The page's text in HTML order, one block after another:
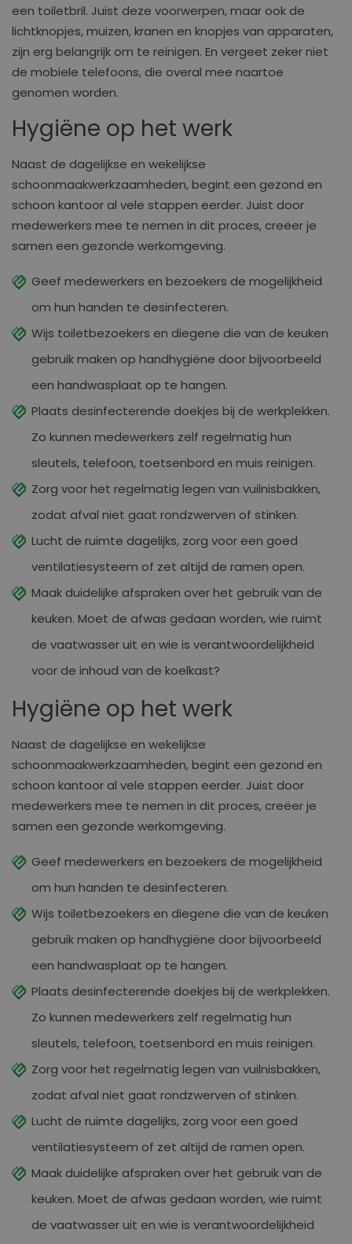
een toiletbril. Juist deze voorwerpen, maar ook de
lichtknopjes, muizen, kranen en knopjes van apparaten,
zijn erg belangrijk om te reinigen. En vergeet zeker niet
de mobiele telefoons, die overal mee naartoe
genomen worden.
Hygiëne op het werk
Naast de dagelijkse en wekelijkse
schoonmaakwerkzaamheden, begint een gezond en
schoon kantoor al vele stappen eerder. Juist door
medewerkers mee te nemen in dit proces, creëer je
samen een gezonde werkomgeving.
Geef medewerkers en bezoekers de mogelijkheid
om hun handen te desinfecteren.
Wijs toiletbezoekers en diegene die van de keuken
gebruik maken op handhygiëne door bijvoorbeeld
een handwasplaat op te hangen.
Plaats desinfecterende doekjes bij de werkplekken.
Zo kunnen medewerkers zelf regelmatig hun
sleutels, telefoon, toetsenbord en muis reinigen.
Zorg voor het regelmatig legen van vuilnisbakken,
zodat afval niet gaat rondzwerven of stinken.
Lucht de ruimte dagelijks, zorg voor een goed
ventilatiesysteem of zet altijd de ramen open.
Maak duidelijke afspraken over het gebruik van de
keuken. Moet de afwas gedaan worden, wie ruimt
de vaatwasser uit en wie is verantwoordelijkheid
voor de inhoud van de koelkast?
Hygiëne op het werk
Naast de dagelijkse en wekelijkse
schoonmaakwerkzaamheden, begint een gezond en
schoon kantoor al vele stappen eerder. Juist door
medewerkers mee te nemen in dit proces, creëer je
samen een gezonde werkomgeving.
Geef medewerkers en bezoekers de mogelijkheid
om hun handen te desinfecteren.
Wijs toiletbezoekers en diegene die van de keuken
gebruik maken op handhygiëne door bijvoorbeeld
een handwasplaat op te hangen.
Plaats desinfecterende doekjes bij de werkplekken.
Zo kunnen medewerkers zelf regelmatig hun
sleutels, telefoon, toetsenbord en muis reinigen.
Zorg voor het regelmatig legen van vuilnisbakken,
zodat afval niet gaat rondzwerven of stinken.
Lucht de ruimte dagelijks, zorg voor een goed
ventilatiesysteem of zet altijd de ramen open.
Maak duidelijke afspraken over het gebruik van de
keuken. Moet de afwas gedaan worden, wie ruimt
de vaatwasser uit en wie is verantwoordelijkheid